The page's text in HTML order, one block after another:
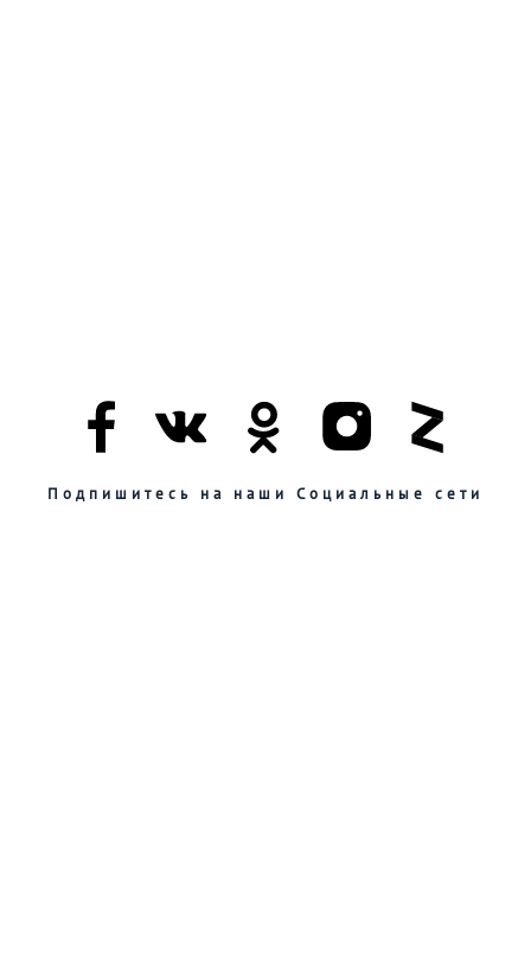
Подпишитесь на наши Социальные сети